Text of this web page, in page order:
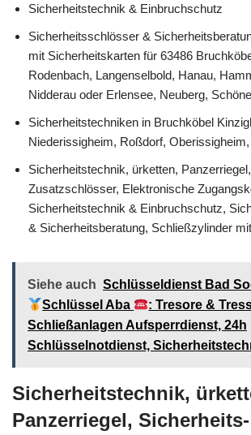
Sicherheitstechnik & Einbruchschutz
Sicherheitsschlösser &
mit Sicherheitskarten für 63486
Rodenbach, Langenselbold, Hanau,
Nidderau oder Erlensee, Neuberg,
Sicherheitstechniken in Bruchköbel
Niederissigheim, Roßdorf,
Sicherheitstechnik, ürketten,
Zusatzschlösser, Elektronische
Sicherheitstechnik & Einbruchschutz,
& Sicherheitsberatung, Schließzylinder
Siehe auch Schlüsseldienst Bad
Schlüssel Aba
: Tresore &
Schließanlagen Aufsperrdienst, 24h
Schlüsselnotdienst,
Sicherheitstechnik,
Panzerriegel, Sicherheits-